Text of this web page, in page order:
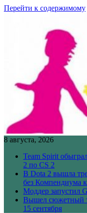
Перейти к содержимому
8 августа, 2026
Team Spirit
2 по CS 2
В Dota 2 вышла
без Компендиума
Моддер запустил
Вышел сюжетный
15 сентября